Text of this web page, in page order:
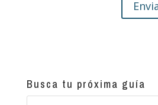
Busca tu próxima guía